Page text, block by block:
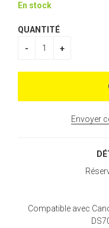
En stock
QUANTITÉ
Envoyer
Compatible avec